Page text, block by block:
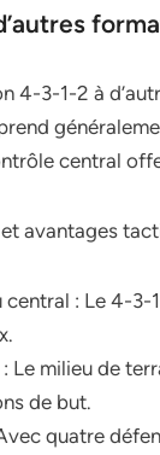
4-3-1-2 à
central
avantages
central : Le 4-
Le milieu de
de but.
quatre